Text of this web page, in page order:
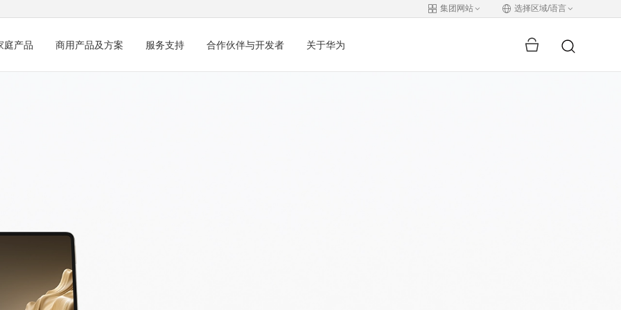
集团网站 选择区域/语言
庭产品 商用产品及方案 服务支持 合作伙伴与开发者 关于华为